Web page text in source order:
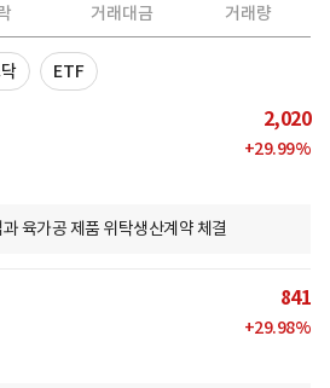
거래대금 거래량
ETF
2,020
+29.99%
육가공 제품 위탁생산계약 체결
841
+29.98%